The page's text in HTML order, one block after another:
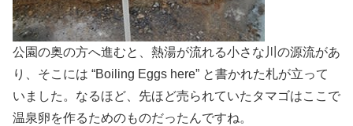
公園の奥の方へ進むと、熱湯が流れる小さな川の源流があ
り、そこには “Boiling Eggs here” と書かれた札が立って
いました。なるほど、先ほど売られていたタマゴはここで
温泉卵を作るためのものだったんですね。